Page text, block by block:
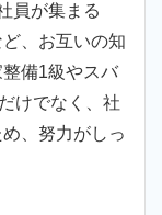
員が集まる
、お互いの知
備1級やスバ
けでなく、社
、努力がしっ